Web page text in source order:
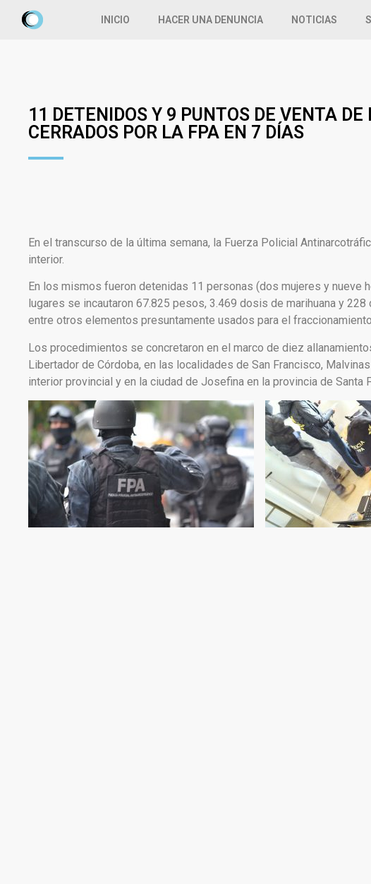
INICIO HACER UNA DENUNCIA NOTICIAS
11 DETENIDOS Y 9 PUNTOS DE VENTA DE
CERRADOS POR LA FPA EN 7 DÍAS
En el transcurso de la última semana, la Fuerza Policial
interior.
En los mismos fueron detenidas 11 personas (dos mujeres y
lugares se incautaron 67.825 pesos, 3.469 dosis de marihuana y
entre otros elementos presuntamente usados para el
Los procedimientos se concretaron en el marco de diez
Libertador de Córdoba, en las localidades de San Francisco,
interior provincial y en la ciudad de Josefina en la provincia de Santa